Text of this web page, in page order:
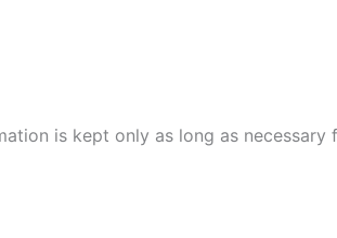
is kept only as long as necessary